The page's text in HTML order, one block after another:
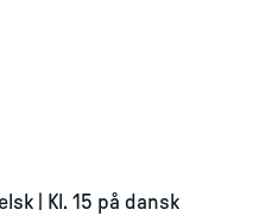
| Kl. 15 på dansk